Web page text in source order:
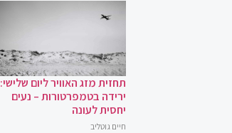
תחזית מזג האוויר ליום שלישי:
ירידה בטמפרטורות – נעים
יחסית לעונה
חיים גוטליב